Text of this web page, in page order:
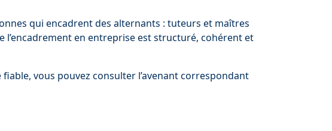
qui encadrent des alternants : tuteurs et maîtres
l’encadrement en entreprise est structuré, cohérent et
vous pouvez consulter l’avenant correspondant